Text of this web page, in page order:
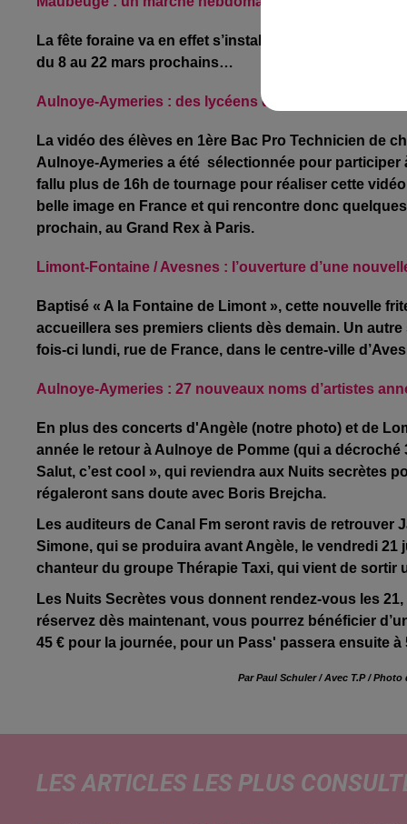
La fête foraine va en effet s’installer face à l’hôtel de
du 8 au 22 mars prochains…
Aulnoye-Aymeries : des lycéens de Pierre et Marie
La vidéo des élèves en 1ère Bac Pro Technicien de
Aulnoye-Aymeries a été sélectionnée pour participer
fallu plus de 16h de tournage pour réaliser cette
belle image en France et qui rencontre donc
prochain, au Grand Rex à Paris.
Limont-Fontaine / Avesnes : l’ouverture d’une
Baptisé « A la Fontaine de Limont », cette nouvelle
accueillera ses premiers clients dès demain. Un
fois-ci lundi, rue de France, dans le centre-ville
Aulnoye-Aymeries : 27 nouveaux noms d’artistes
En plus des concerts d'Angèle (notre photo) et de
année le retour à Aulnoye de Pomme (qui a
Salut, c’est cool », qui reviendra aux Nuits secrètes
régaleront sans doute avec Boris Brejcha.
Les auditeurs de Canal Fm seront ravis de retrouver
Simone, qui se produira avant Angèle, le vendredi
chanteur du groupe Thérapie Taxi, qui vient de sortir
Les Nuits Secrètes vous donnent rendez-vous les
réservez dès maintenant, vous pourrez bénéficier
45 € pour la journée, pour un Pass' passera ensuite à
Par Paul Schuler / Avec T.P /
LES ARTICLES LES PLUS